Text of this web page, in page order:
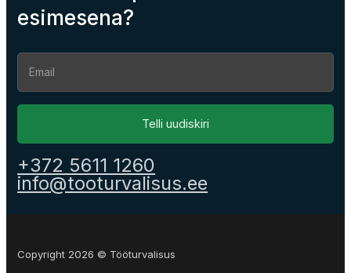
esimesena?
Section
Telli uudiskiri
+372 5611 1260
info@tooturvalisus.ee
Copyright 2026 © Tööturvalisus